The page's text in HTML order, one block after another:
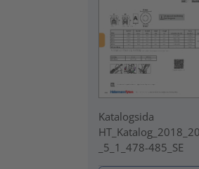
Katalogsida
_5_1_478-485_SE